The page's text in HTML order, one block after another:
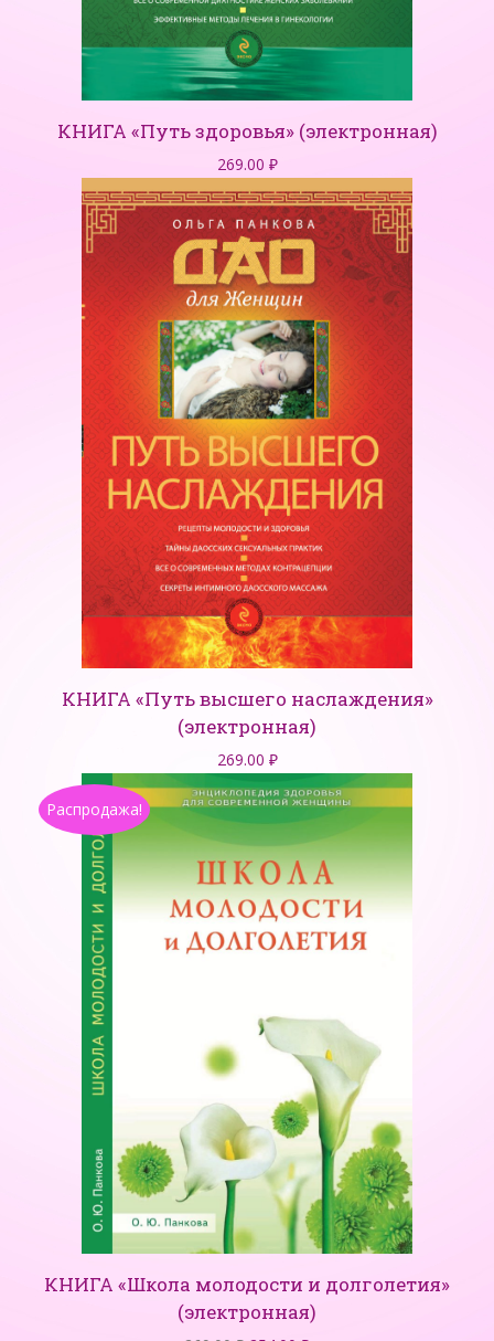
КНИГА «Путь здоровья» (электронная)
269.00 ₽
КНИГА «Путь высшего наслаждения»
(электронная)
269.00 ₽
Распродажа!
КНИГА «Школа молодости и долголетия»
(электронная)